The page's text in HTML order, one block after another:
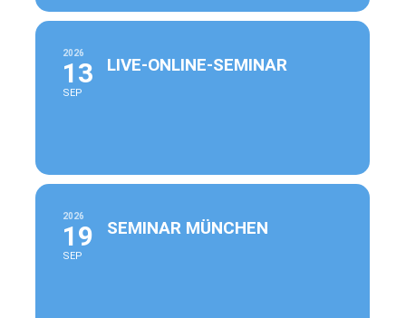
2026
13
SEP
LIVE-ONLINE-SEMINAR
2026
19
SEP
SEMINAR MÜNCHEN